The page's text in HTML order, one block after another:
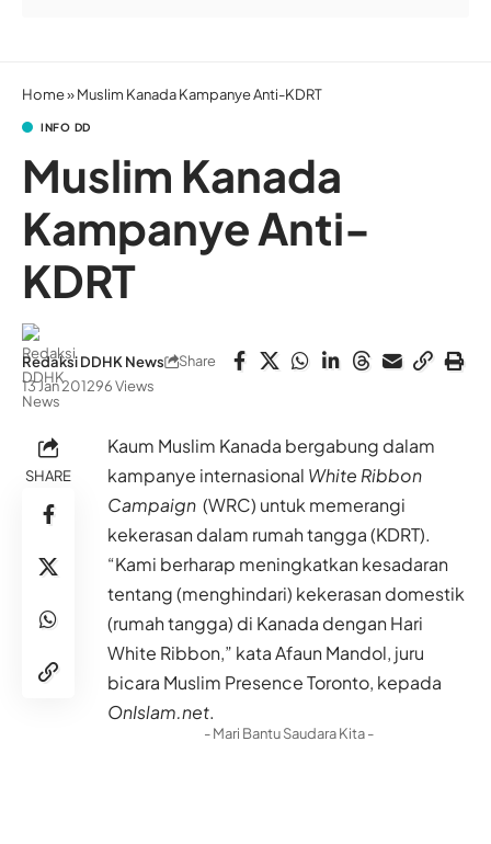
Home»Muslim Kanada Kampanye Anti-KDRT
INFO DD
Muslim Kanada
Kampanye Anti-
KDRT
Redaksi DDHK News
13 Jan 201296 Views
Share
SHARE
Kaum Muslim Kanada bergabung dalam
kampanye internasional White Ribbon
Campaign (WRC) untuk memerangi
kekerasan dalam rumah tangga (KDRT).
“Kami berharap meningkatkan kesadaran
tentang (menghindari) kekerasan domestik
(rumah tangga) di Kanada dengan Hari
White Ribbon,” kata Afaun Mandol, juru
bicara Muslim Presence Toronto, kepada
OnIslam.net.
- Mari Bantu Saudara Kita -